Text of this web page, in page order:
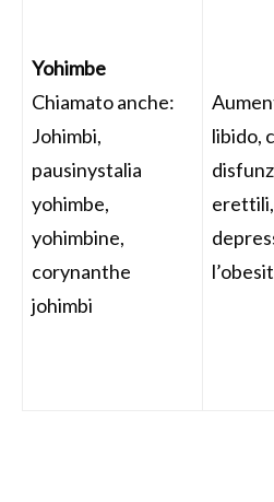
Yohimbe
Chiamato anche:
Johimbi,
pausinystalia
yohimbe,
yohimbine,
corynanthe
johimbi
libido,